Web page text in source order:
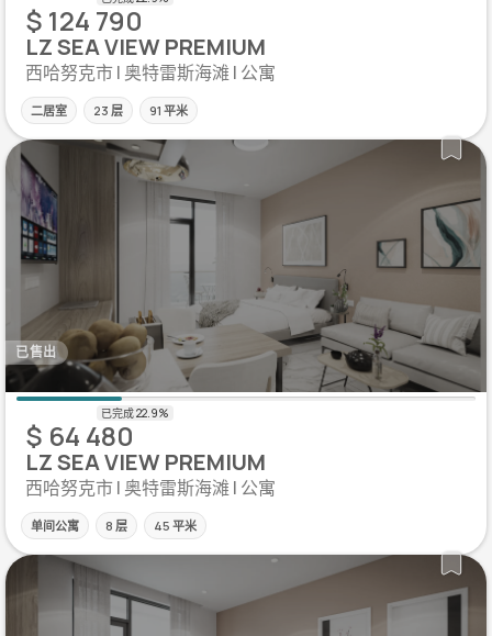
$ 124 790
LZ SEA VIEW PREMIUM
西哈努克市 | 奥特雷斯海滩 | 公寓
二居室 23 层 91 平米
已售出
$ 64 480
LZ SEA VIEW PREMIUM
西哈努克市 | 奥特雷斯海滩 | 公寓
单间公寓 8 层 45 平米